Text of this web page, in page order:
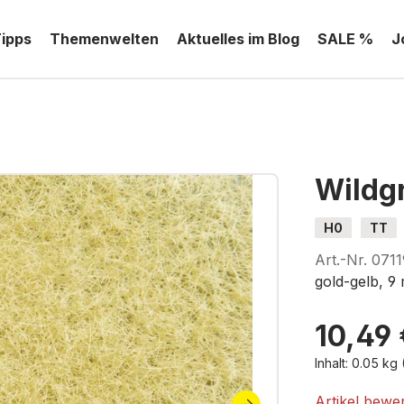
Themenwelten Aktuelles im Blog SALE %
H0 TT
Art.-Nr.
gold-gelb, 9
10,49
Inhalt:0.05 kg